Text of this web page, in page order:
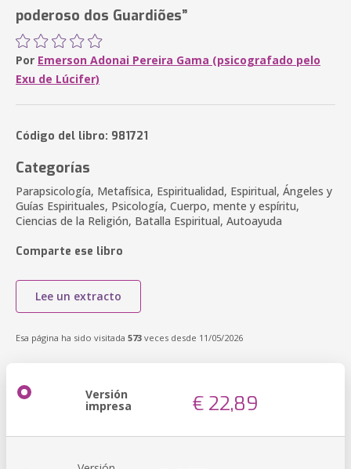
poderoso dos Guardiões”
Por Emerson Adonai Pereira Gama (psicografado pelo
Exu de Lúcifer)
Código del libro: 981721
Categorías
Parapsicología, Metafísica, Espiritualidad, Espiritual, Ángeles y
Guías Espirituales, Psicología, Cuerpo, mente y espíritu,
Ciencias de la Religión, Batalla Espiritual, Autoayuda
Comparte ese libro
Lee un extracto
Esa página ha sido visitada 573 veces desde 11/05/2026
Versión
impresa € 22,89